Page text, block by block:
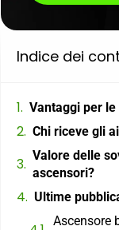
Indice dei
Vantaggi per le
Chi riceve gli
Valore delle
ascensori?
Ultime
Ascensore